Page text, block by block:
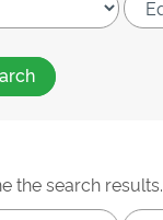
the search results.